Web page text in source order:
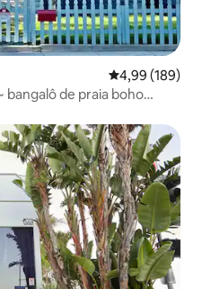
4,99 de uma
4,99 (189)
bangalô de praia boho